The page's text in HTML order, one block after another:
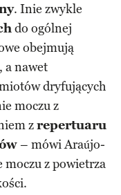
. Inie zwykle
do ogólnej
obejmują
a nawet
dryfujących
moczu z
zrepertuaru
– mówi Araújo-
moczu z powietrza